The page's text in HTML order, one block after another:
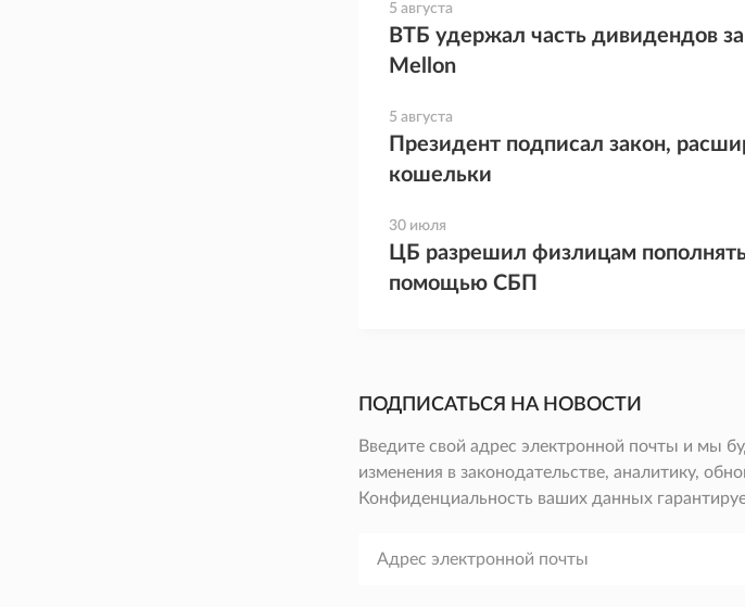
5 августа
ВТБ удержал часть дивидендов
Mellon
5 августа
Президент подписал закон,
кошельки
30 июля
ЦБ разрешил физлицам
помощью СБП
ПОДПИСАТЬСЯ НА НОВОСТИ
Введите свой адрес электронной почты и мы
изменения в законодательстве, аналитику,
Конфиденциальность ваших данных